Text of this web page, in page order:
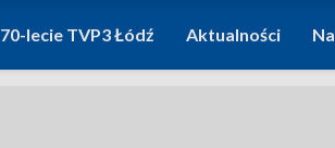
70-lecie TVP3 Łódź Aktualności